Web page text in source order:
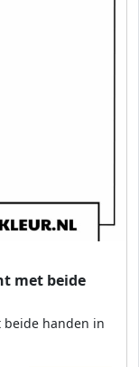
met beide
handen in